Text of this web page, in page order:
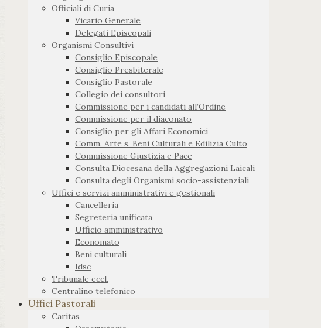
Officiali di Curia
Vicario Generale
Delegati Episcopali
Organismi Consultivi
Consiglio Episcopale
Consiglio Presbiterale
Consiglio Pastorale
Collegio dei consultori
Commissione per i candidati all’Ordine
Commissione per il diaconato
Consiglio per gli Affari Economici
Comm. Arte s. Beni Culturali e Edilizia Culto
Commissione Giustizia e Pace
Consulta Diocesana della Aggregazioni Laicali
Consulta degli Organismi socio-assistenziali
Uffici e servizi amministrativi e gestionali
Cancelleria
Segreteria unificata
Ufficio amministrativo
Economato
Beni culturali
Idsc
Tribunale eccl.
Centralino telefonico
Uffici Pastorali
Caritas